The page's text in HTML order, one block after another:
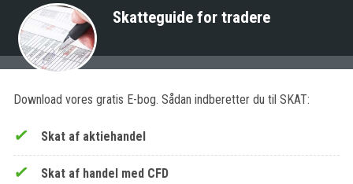
Skatteguide for tradere
Download vores gratis E-bog. Sådan indberetter du til SKAT:
Skat af aktiehandel
Skat af handel med CFD